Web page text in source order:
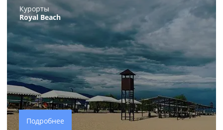
Курорты
Royal Beach
Подробнее